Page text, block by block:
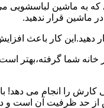
که به ماشین
ماشین قرار ندهید.
دهید.این کار باعث
شما گرفته،بهتر
را انجام می دهد!
از حد ظرفیت آن است